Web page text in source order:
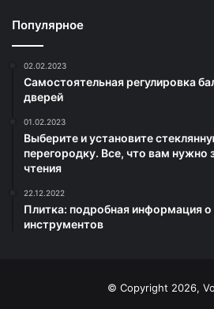
Популярное
02.02.2023
Самостоятельная регулировка
дверей
01.02.2023
Выберите и установите
перегородку. Все, что вам нужно
чтения
22.12.2022
Плитка: подробная информация о
инструментов
© Copyright 2026,